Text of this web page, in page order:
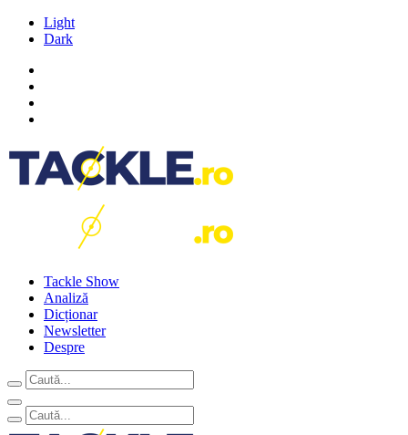
Light
Dark
Tackle Show
Analiză
Dicționar
Newsletter
Despre